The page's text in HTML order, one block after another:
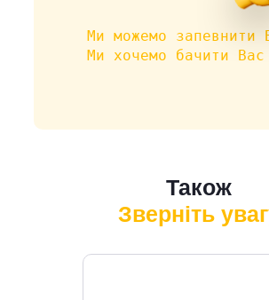
Ми можемо
Ми хочемо бачити
Також
Зверніть